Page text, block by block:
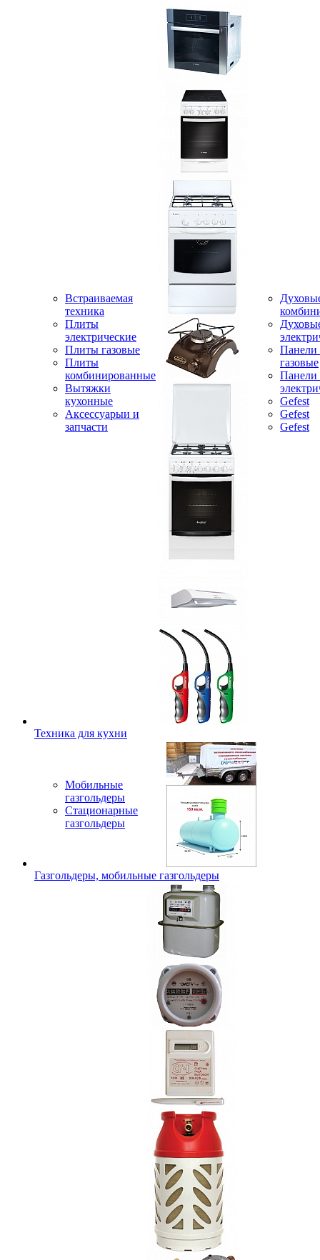
Встраиваемая
техника
Плиты
электрические
Плиты газовые
Плиты
комбинированные
Вытяжки
кухонные
Аксессуарыи и
запчасти
Панели
газовые
Панели
Gefest
Gefest
Gefest
Техника для кухни
Мобильные
газгольдеры
Стационарные
газгольдеры
Газгольдеры, мобильные газгольдеры